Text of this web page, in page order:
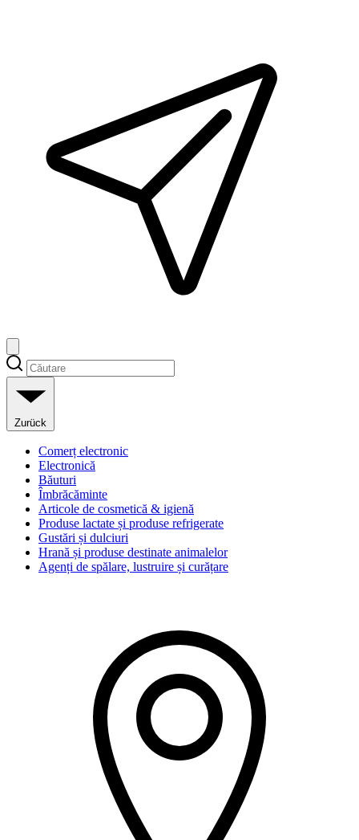
Zurück
Comerț electronic
Electronică
Băuturi
Îmbrăcăminte
Articole de cosmetică & igienă
Produse lactate și produse refrigerate
Gustări și dulciuri
Hrană și produse destinate animalelor
Agenți de spălare, lustruire și curățare